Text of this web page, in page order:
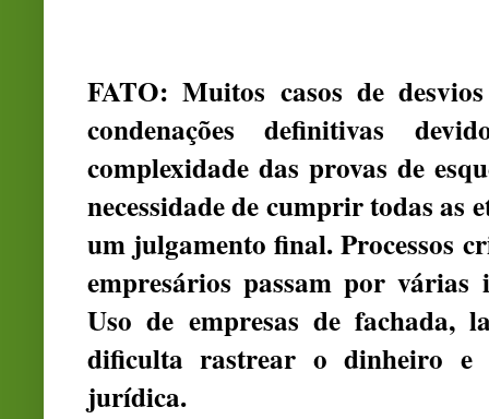
FATO: Muitos casos de
condenações definitivas
complexidade das provas de
necessidade de cumprir todas as
um julgamento final. Processos
empresários passam por várias
Uso de empresas de fachada,
dificulta rastrear o dinheiro e
jurídica.